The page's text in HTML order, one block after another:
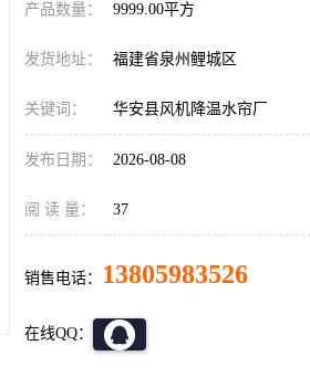
产品数量： 9999.00平方
发货地址： 福建省泉州鲤城区
关键词： 华安县风机降温水帘厂
发布日期： 2026-08-08
阅 读 量： 37
销售电话： 13805983526
在线QQ：